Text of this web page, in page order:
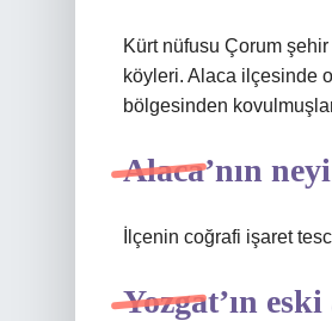
Kürt nüfusu Çorum
köyleri. Alaca ilçesinde
bölgesinden
Alaca’nın
İlçenin coğrafi işaret
Yozgat’ın